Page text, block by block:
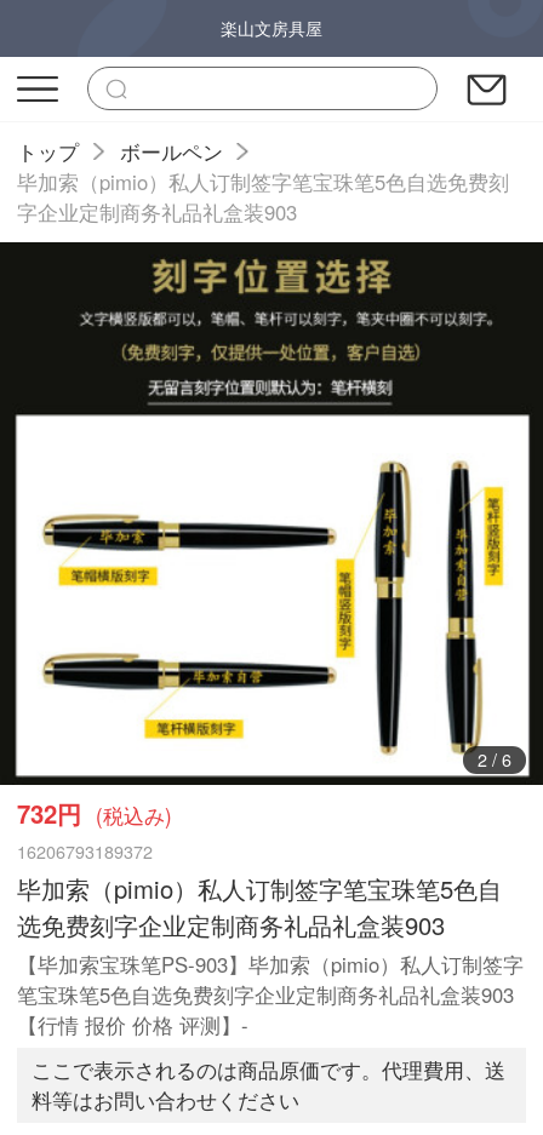
楽山文房具屋
トップ
ボールペン
毕加索（pimio）私人订制签字笔宝珠笔5色自选免费刻
字企业定制商务礼品礼盒装903
3/ 6
732円 (税込み)
16206793189372
毕加索（pimio）私人订制签字笔宝珠笔5色自
选免费刻字企业定制商务礼品礼盒装903
【毕加索宝珠笔PS-903】毕加索（pimio）私人订制签字
笔宝珠笔5色自选免费刻字企业定制商务礼品礼盒装903
【行情 报价 价格 评测】-
ここで表示されるのは商品原価です。代理費用、送
料等はお問い合わせください